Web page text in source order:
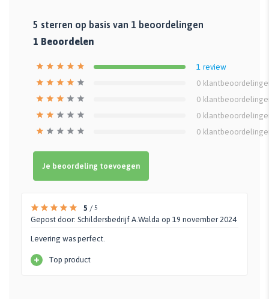
5 sterren op basis van 1 beoordelingen
1 Beoordelen
1 review
0
0
0
0
Je beoordeling toevoegen
5 / 5
Gepost door: Schildersbedrijf A.Walda op 19 november 2024
Levering was perfect.
+ Top product